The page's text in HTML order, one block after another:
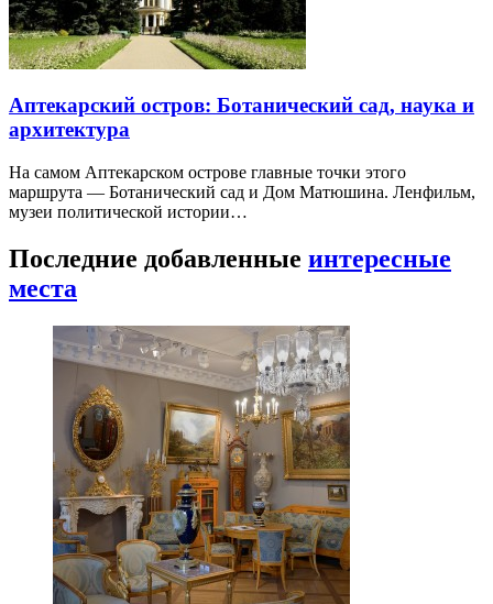
Аптекарский остров: Ботанический сад, наука и
архитектура
На самом Аптекарском острове главные точки этого
маршрута — Ботанический сад и Дом Матюшина. Ленфильм,
музеи политической истории…
Последние добавленные интересные
места